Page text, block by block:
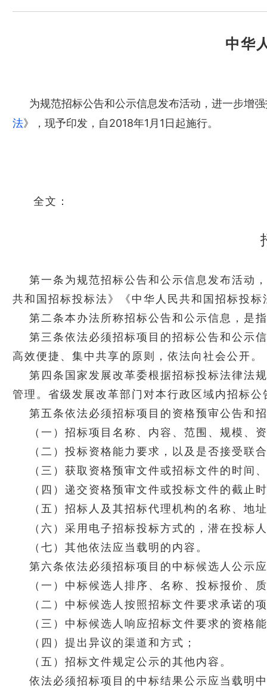
中华
为规范招标公告和公示信息发布活动，进一步增
法》，现予印发，自2018年1月1日起施行。
全文：
第一条为规范招标公告和公示信息发布活动
共和国招标投标法》《中华人民共和国招标投
第二条本办法所称招标公告和公示信息，是
第三条依法必须招标项目的招标公告和公示
高效便捷、集中共享的原则，依法向社会公开。
第四条国家发展改革委根据招标投标法律法
管理。省级发展改革部门对本行政区域内招标
第五条依法必须招标项目的资格预审公告和
（一）招标项目名称、内容、范围、规模、
（二）投标资格能力要求，以及是否接受联
（三）获取资格预审文件或招标文件的时间
（四）递交资格预审文件或投标文件的截止
（五）招标人及其招标代理机构的名称、地
（六）采用电子招标投标方式的，潜在投标
（七）其他依法应当载明的内容。
第六条依法必须招标项目的中标候选人公示
（一）中标候选人排序、名称、投标报价、
（二）中标候选人按照招标文件要求承诺的
（三）中标候选人响应招标文件要求的资格
（四）提出异议的渠道和方式；
（五）招标文件规定公示的其他内容。
依法必须招标项目的中标结果公示应当载明